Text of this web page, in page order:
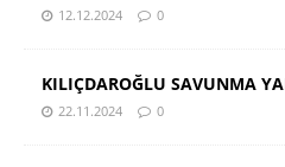
12.12.2024 0
KILIÇDAROĞLU SAVUNMA
22.11.2024 0